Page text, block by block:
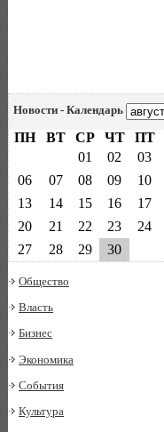
Новости - Календарь
ПН ВТ СР ЧТ ПТ
01
02 03
06
07 08 09 10
13
14 15 16 17
20
21 22 23 24
27
28 29 30
Общество
Власть
Бизнес
Экономика
События
Культура